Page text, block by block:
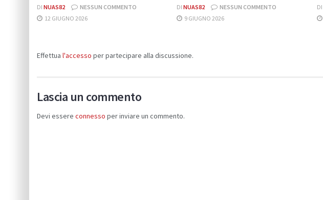
DI NUAS82
NESSUN COMMENTO
12 GIUGNO 2026
DI NUAS82
NESSUN COMMENTO
9 GIUGNO 2026
DI
Effettua l'accesso per partecipare alla discussione.
Lascia un commento
Devi essere connesso per inviare un commento.